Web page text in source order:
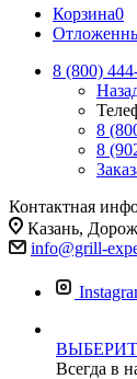
Корзина0
8 (800)
8
8
Контактная
Казань,
info@grill-
Всегда в